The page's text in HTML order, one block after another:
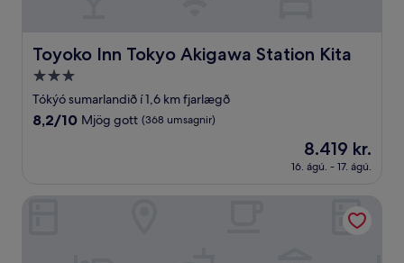
Toyoko Inn Tokyo Akigawa Station Kita
Toyoko Inn Tokyo Akigawa Station Kita
3.0
stjörnu
gististaður
Tókýó sumarlandið í 1,6 km fjarlægð
8.2
(368
8,2/10 Mjög gott (368 umsagnir)
Verðið
er
8.419 kr.
8.419 kr.
16. ágú. - 17. ágú.